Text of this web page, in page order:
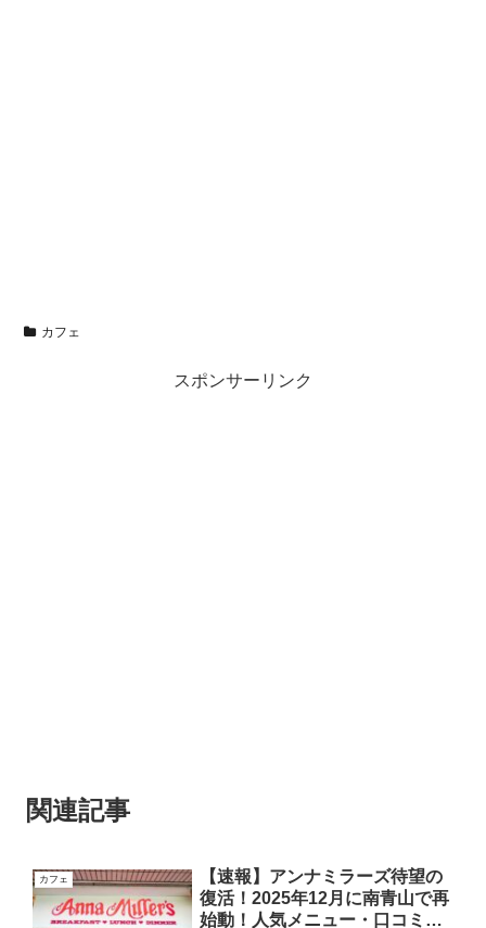
カフェ
スポンサーリンク
関連記事
カフェ
【速報】アンナミラーズ待望の
復活！2025年12月に南青山で再
始動！人気メニュー・口コミま